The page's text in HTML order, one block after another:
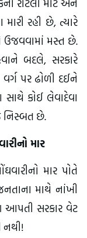
રોટલા માટે અને
રહી છે, ત્યારે
ઉજવવામાં મસ્ત છે.
બદલે, સરકારે
પર ઢોળી દઈને
કોઈ લેવાદેવા
નિસ્બત છે.
માર
માર પોતે
માથે નાંખી
આપતી સરકાર વેટ
નથી!